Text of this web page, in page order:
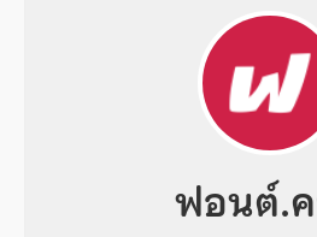
ฟอนต์.